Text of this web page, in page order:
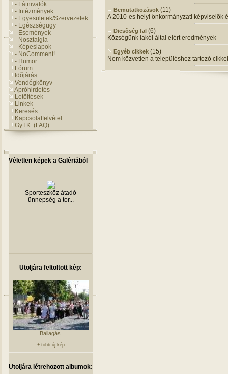
- Látnivalók
- Intézmények
- Egyesületek/Szervezetek
- Egészségügy
- Események
- Nosztalgia
- Képeslapok
- NoComment!
- Humor
Fórum
Idõjárás
Vendégkönyv
Apróhirdetés
Letöltések
Linkek
Keresés
Kapcsolatfelvétel
Gy.I.K. (FAQ)
Véletlen képek a Galériából
Sporteszköz átadó
ünnepség a tor...
Utoljára feltöltött kép:
Ballagás.
+ több új kép
Utoljára létrehozott albumok:
Bemutatkozások (11)
A 2010-es helyi önkormányzati képviselõk
Dicsõség fal (6)
Községünk lakói által elért eredmények
Egyéb cikkek (15)
Nem közvetlen a településhez tartozó